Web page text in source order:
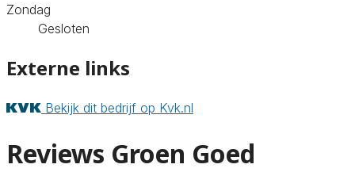
Zondag
Gesloten
Externe links
Bekijk dit bedrijf op Kvk.nl
Reviews Groen Goed